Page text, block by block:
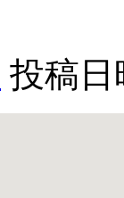
投稿日